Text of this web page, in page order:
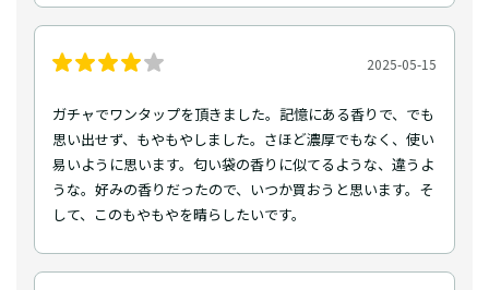
2025-05-15
ガチャでワンタップを頂きました。記憶にある香りで、でも
思い出せず、もやもやしました。さほど濃厚でもなく、使い
易いように思います。匂い袋の香りに似てるような、違うよ
うな。好みの香りだったので、いつか買おうと思います。そ
して、このもやもやを晴らしたいです。